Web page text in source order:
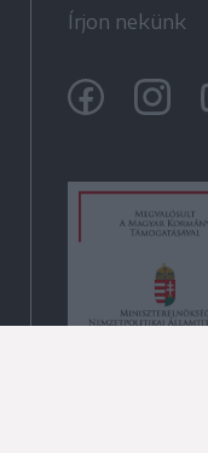
Írjon nekünk